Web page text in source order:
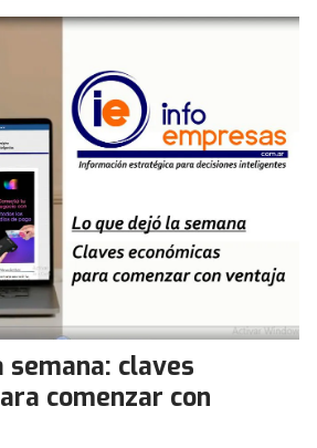
semana: claves
comenzar con